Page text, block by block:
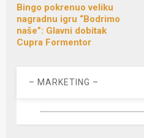
Bingo pokrenuo veliku
nagradnu igru “Bodrimo
naše”: Glavni dobitak
Cupra Formentor
– MARKETING –